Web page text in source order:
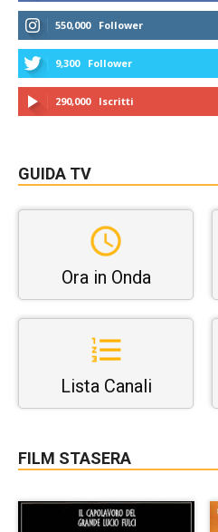
550,000 Follower
9,300 Follower
290,000 Iscritti
GUIDA TV
Ora in Onda
Lista Canali
FILM STASERA